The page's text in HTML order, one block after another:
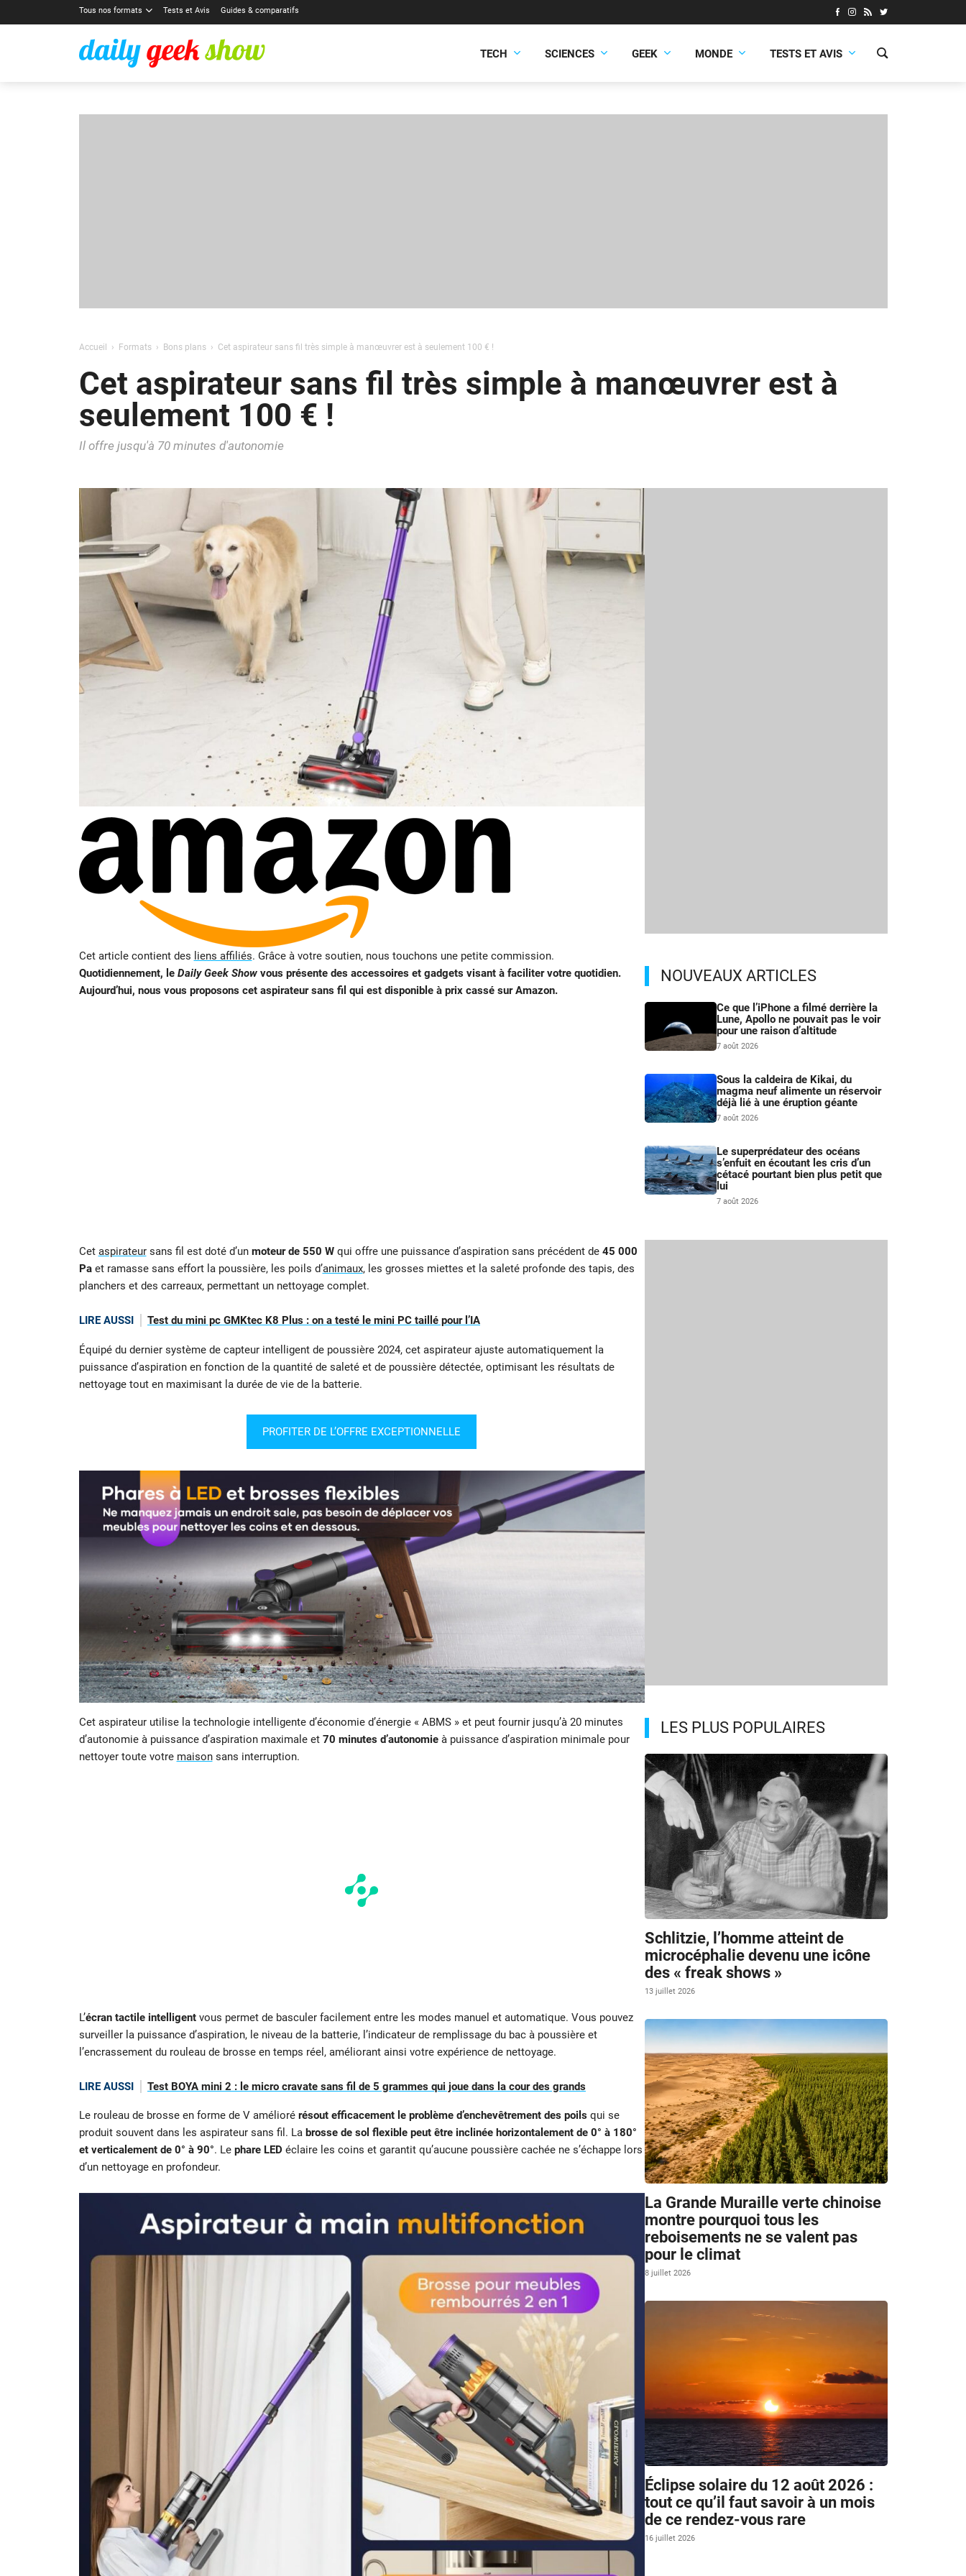
Tous nos formats Tests et Avis Guides & comparatifs
TECH SCIENCES GEEK MONDE TESTS ET AVIS
Accueil Formats Bons plans Cet aspirateur sans fil très simple à manœuvrer est à seulement 100 € !
Cet aspirateur sans fil très simple à manœuvrer est à
seulement 100 € !
Il offre jusqu'à 70 minutes d'autonomie
Cet article contient des liens affiliés. Grâce à votre soutien, nous touchons une petite commission.
Quotidiennement, le Daily Geek Show vous présente des accessoires et gadgets visant à faciliter votre quotidien.
Aujourd’hui, nous vous proposons cet aspirateur sans fil qui est disponible à prix cassé sur Amazon.
Cet aspirateursans fil est doté d’un moteur de 550 Wqui offre une puissance d’aspiration sans précédent de 45 000
Paet ramasse sans effort la poussière, les poils d’animaux, les grosses miettes et la saleté profonde des tapis, des
planchers et des carreaux, permettant un nettoyage complet.
LIRE AUSSI Test du mini pc GMKtec K8 Plus : on a testé le mini PC taillé pour l’IA
Équipé du dernier système de capteur intelligent de poussière 2024, cet aspirateur ajuste automatiquement la
puissance d’aspiration en fonction de la quantité de saleté et de poussière détectée, optimisant les résultats de
nettoyage tout en maximisant la durée de vie de la batterie.
PROFITER DE L’OFFRE EXCEPTIONNELLE
Cet aspirateur utilise la technologie intelligente d’économie d’énergie « ABMS » et peut fournir jusqu’à 20 minutes
d’autonomie à puissance d’aspiration maximale et 70 minutes d’autonomieà puissance d’aspiration minimale pour
nettoyer toute votre maisonsans interruption.
L’écran tactile intelligentvous permet de basculer facilement entre les modes manuel et automatique. Vous pouvez
surveiller la puissance d’aspiration, le niveau de la batterie, l’indicateur de remplissage du bac à poussière et
l’encrassement du rouleau de brosse en temps réel, améliorant ainsi votre expérience de nettoyage.
LIRE AUSSI Test BOYA mini 2 : le micro cravate sans fil de 5 grammes qui joue dans la cour des grands
Le rouleau de brosse en forme de V amélioré résout efficacement le problème d’enchevêtrement des poilsqui se
produit souvent dans les aspirateur sans fil. La brosse de sol flexible peut être inclinée horizontalement de 0° à 180°
et verticalement de 0° à 90°. Le phare LED éclaire les coins et garantit qu’aucune poussière cachée ne s’échappe lors
d’un nettoyage en profondeur.
NOUVEAUX ARTICLES
Ce que l’iPhone a filmé derrière la
Lune, Apollo ne pouvait pas le voir
pour une raison d’altitude
7 août 2026
Sous la caldeira de Kikai, du
magma neuf alimente un réservoir
déjà lié à une éruption géante
7 août 2026
Le superprédateur des océans
s’enfuit en écoutant les cris d’un
cétacé pourtant bien plus petit que
lui
7 août 2026
LES PLUS POPULAIRES
Schlitzie, l’homme atteint de
microcéphalie devenu une icône
des « freak shows »
13 juillet 2026
La Grande Muraille verte chinoise
montre pourquoi tous les
reboisements ne se valent pas
pour le climat
8 juillet 2026
Éclipse solaire du 12 août 2026 :
tout ce qu’il faut savoir à un mois
de ce rendez-vous rare
16 juillet 2026